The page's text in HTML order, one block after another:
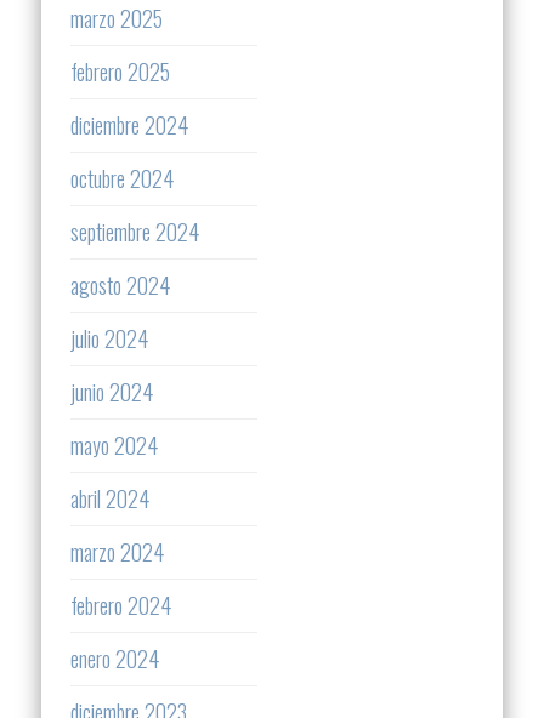
marzo 2025
febrero 2025
diciembre 2024
octubre 2024
septiembre 2024
agosto 2024
julio 2024
junio 2024
mayo 2024
abril 2024
marzo 2024
febrero 2024
enero 2024
diciembre 2023